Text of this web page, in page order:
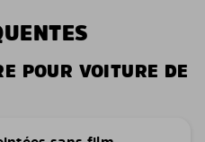
POUR VOITURE DE